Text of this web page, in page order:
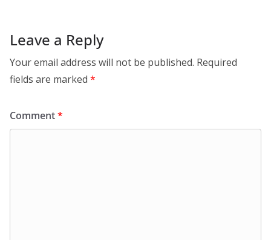
Leave a Reply
Your email address will not be published. Required
fields are marked *
Comment*